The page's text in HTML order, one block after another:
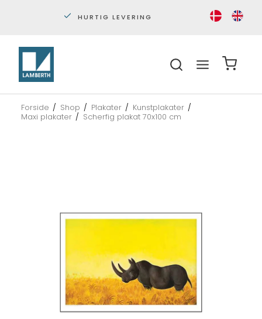
HURTIG LEVERING
Forside / Shop / Plakater / Kunstplakater /
Maxi plakater / Scherfig plakat 70x100 cm